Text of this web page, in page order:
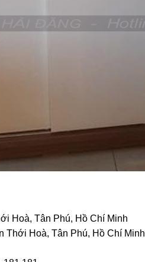
Hoà, Tân Phú, Hồ Chí Minh
Thới Hoà, Tân Phú, Hồ Chí Minh